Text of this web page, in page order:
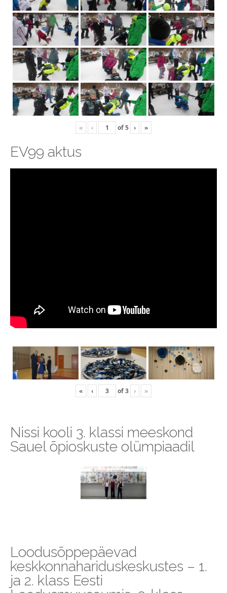
« ‹ of5 › »
EV99 aktus
« ‹ of3 › »
Nissi kooli 3. klassi meeskond
Sauel õpioskuste olümpiaadil
Loodusõppepäevad
keskkonnahariduskeskustes – 1.
ja 2. klass Eesti